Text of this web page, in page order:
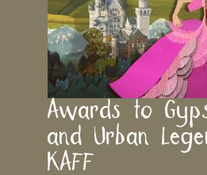
Awards to
and Urban
KAFF